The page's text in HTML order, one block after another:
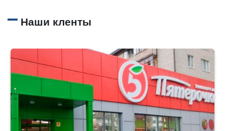
Наши кленты